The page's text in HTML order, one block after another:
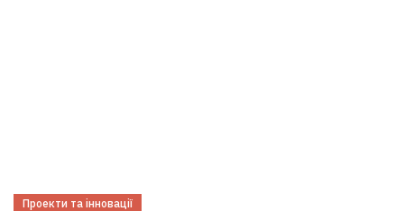
Проекти та інновації